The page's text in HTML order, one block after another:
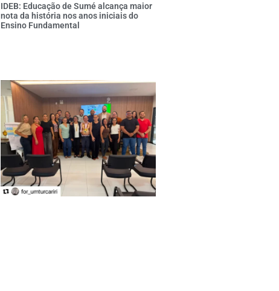
IDEB: Educação de Sumé alcança maior
nota da história nos anos iniciais do
Ensino Fundamental